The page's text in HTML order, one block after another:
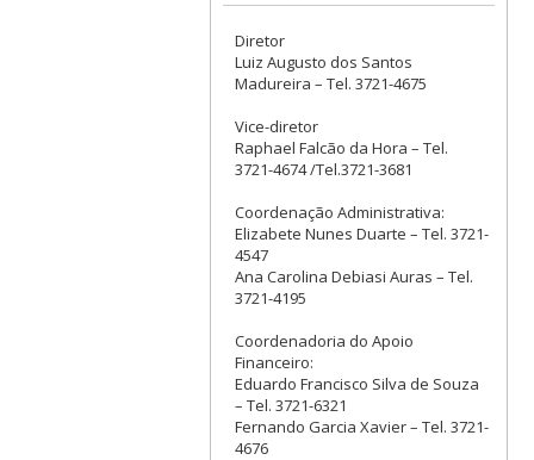
Diretor
Luiz Augusto dos Santos
Madureira – Tel. 3721-4675
Vice-diretor
Raphael Falcão da Hora – Tel.
3721-4674 /Tel.3721-3681
Coordenação Administrativa:
Elizabete Nunes Duarte – Tel. 3721-
4547
Ana Carolina Debiasi Auras – Tel.
3721-4195
Coordenadoria do Apoio
Financeiro:
Eduardo Francisco Silva de Souza
– Tel. 3721-6321
Fernando Garcia Xavier – Tel. 3721-
4676